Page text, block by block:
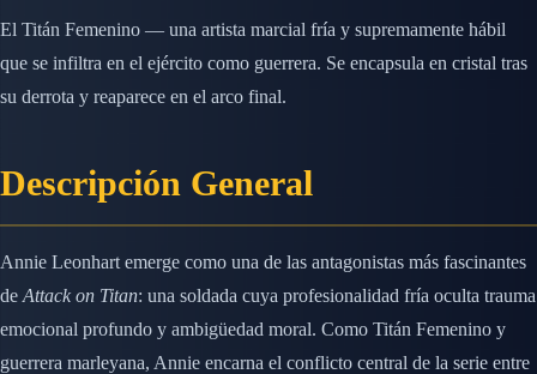
El Titán Femenino — una artista marcial fría y supremamente hábil
que se infiltra en el ejército como guerrera. Se encapsula en cristal tras
su derrota y reaparece en el arco final.
Descripción General
Annie Leonhart emerge como una de las antagonistas más fascinantes
de Attack on Titan: una soldada cuya profesionalidad fría oculta trauma
emocional profundo y ambigüedad moral. Como Titán Femenino y
guerrera marleyana, Annie encarna el conflicto central de la serie entre